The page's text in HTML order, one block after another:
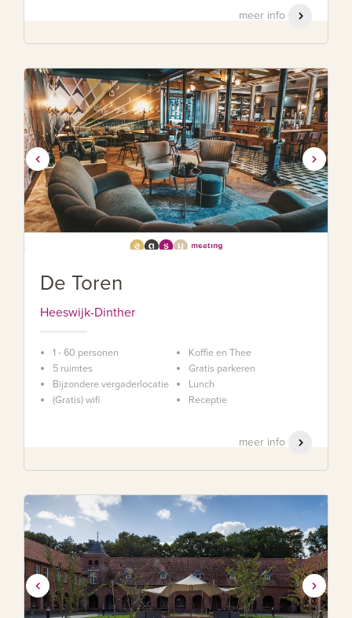
meer info
De Toren
Heeswijk-Dinther
1 - 60 personen
5 ruimtes
Bijzondere vergaderlocatie
(Gratis) wifi
Koffie en Thee
Gratis parkeren
Lunch
Receptie
meer info